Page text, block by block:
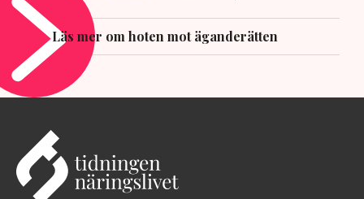
Läs mer om hoten mot äganderätten